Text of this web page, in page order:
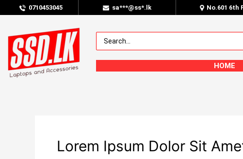
0710453045 sa***@ss*.lk No.601 6th
HOME
Lorem Ipsum Dolor Sit